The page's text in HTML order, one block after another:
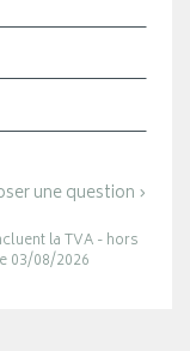
une question ›
la TVA - hors
03/08/2026